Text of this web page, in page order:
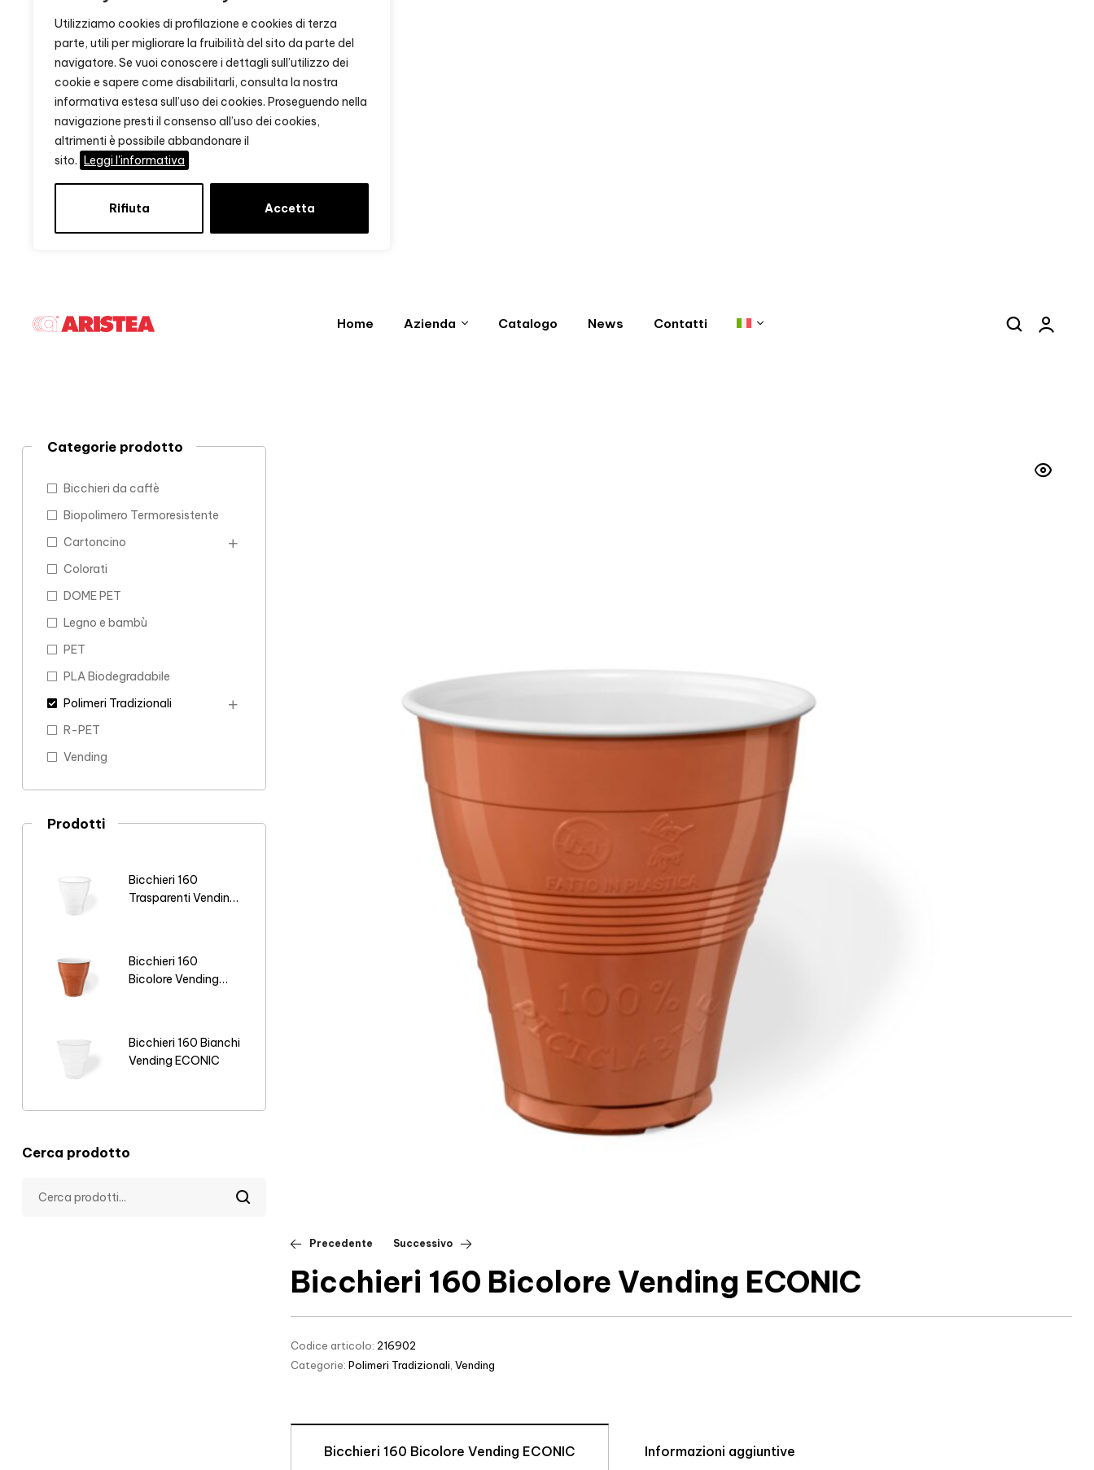
Utilizziamo cookies di profilazione e cookies di terza
parte, utili per migliorare la fruibilità del sito da parte del
navigatore. Se vuoi conoscere i dettagli sull’utilizzo dei
cookie e sapere come disabilitarli, consulta la nostra
informativa estesa sull’uso dei cookies. Proseguendo nella
navigazione presti il consenso all’uso dei cookies,
altrimenti è possibile abbandonare il
sito. Leggi l'informativa
Rifiuta Accetta
Home Azienda Catalogo News Contatti
Precedente Successivo
Bicchieri 160 Bicolore Vending ECONIC
Codice articolo: 216902
Categorie: Polimeri Tradizionali Vending
Bicchieri 160 Bicolore Vending ECONIC Informazioni aggiuntive
Categorie prodotto
Bicchieri da caffè
Biopolimero Termoresistente
Cartoncino
Colorati
DOME PET
Legno e bambù
PET
PLA Biodegradabile
Polimeri Tradizionali
R-PET
Vending
Prodotti
Bicchieri 160
Trasparenti Vending
Bicchieri 160
Bicolore Vending
Bicchieri 160 Bianchi
Vending ECONIC
Cerca prodotto